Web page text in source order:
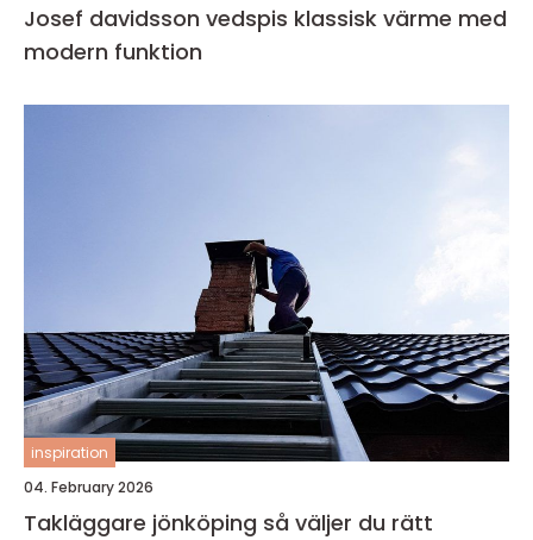
Josef davidsson vedspis klassisk värme med
modern funktion
inspiration
04. February 2026
Takläggare jönköping så väljer du rätt